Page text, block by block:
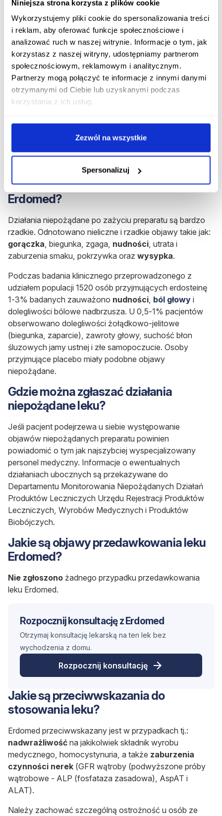
Niniejsza strona korzysta z plików cookie
Wykorzystujemy pliki cookie do spersonalizowania treści
i reklam, aby oferować funkcje społecznościowe i
analizować ruch w naszej witrynie. Informacje o tym, jak
korzystasz z naszej witryny, udostępniamy partnerom
społecznościowym, reklamowym i analitycznym.
Partnerzy mogą połączyć te informacje z innymi danymi
otrzymanymi od Ciebie lub uzyskanymi podczas
korzystania z ich usług.
Zezwól na wszystkie
Spersonalizuj
dawki preparatu Erdomed?
W przypadku pominięcia dawki leku należyszybko ją
przyjąćipowrócić do regularnego schematu
dawkowania. Dawek nie należy jednak podwajać. W
przypadku wszelkich wątpliwości należy skontaktować
się z lekarzem lub farmaceutą.
Otrzymaj konsultację lekarską na ten lek bez
wychodzenia z domu.
Rozpocznij konsultację
Jakie są działania niepożądane leku
Erdomed?
Działania niepożądane po zażyciu preparatu są bardzo
rzadkie. Odnotowano nieliczne i rzadkie objawy takie jak:
gorączka, biegunka, zgaga, nudności, utrata i
zaburzenia smaku, pokrzywka oraz wysypka.
Podczas badania klinicznego przeprowadzonego z
udziałem populacji 1520 osób przyjmujących erdosteinę
1-3% badanych zauważono nudności, ból głowy i
dolegliwości bólowe nadbrzusza. U 0,5-1% pacjentów
obserwowano dolegliwości żołądkowo-jelitowe
(biegunka, zaparcie), zawroty głowy, suchość błon
śluzowych jamy ustnej i złe samopoczucie. Osoby
przyjmujące placebo miały podobne objawy
niepożądane.
Gdzie można zgłaszać działania
niepożądane leku?
Jeśli pacjent podejrzewa u siebie występowanie
objawów niepożądanych preparatu powinien
powiadomić o tym jak najszybciej wyspecjalizowany
personel medyczny. Informacje o ewentualnych
działaniach ubocznych są przekazywane do
Departamentu Monitorowania Niepożądanych Działań
Produktów Leczniczych Urzędu Rejestracji Produktów
Leczniczych, Wyrobów Medycznych i Produktów
Biobójczych.
Jakie są objawy przedawkowania leku
Erdomed?
Nie zgłoszono żadnego przypadku przedawkowania
leku Erdomed.
Rozpocznij konsultację z Erdomed
Otrzymaj konsultację lekarską na ten lek bez
wychodzenia z domu.
Rozpocznij konsultację
Jakie są przeciwwskazania do
stosowania leku?
Erdomed przeciwwskazany jest w przypadkach tj.:
nadwrażliwość na jakikolwiek składnik wyrobu
medycznego, homocystynuria, a także zaburzenia
czynności nerek (GFR wątroby (podwyższone próby
wątrobowe - ALP (fosfataza zasadowa), AspAT i
ALAT).
Należy zachować szczególną ostrożność u osób ze